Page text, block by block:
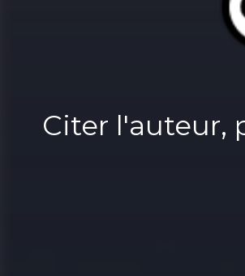
Citer l'auteur,